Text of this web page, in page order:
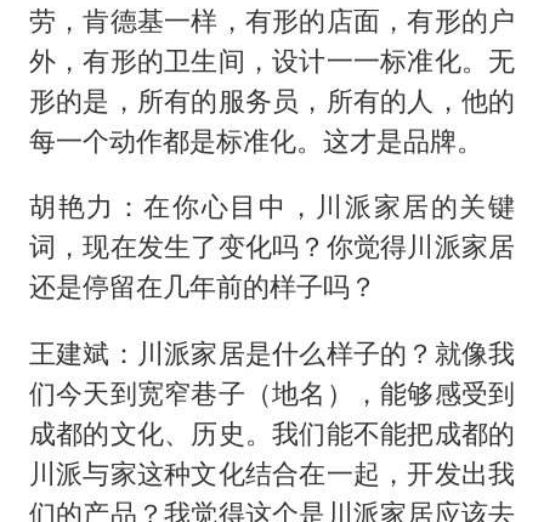
劳，肯德基一样，有形的店面，有形的户
外，有形的卫生间，设计一一标准化。无
形的是，所有的服务员，所有的人，他的
每一个动作都是标准化。这才是品牌。
胡艳力：在你心目中，川派家居的关键
词，现在发生了变化吗？你觉得川派家居
还是停留在几年前的样子吗？
王建斌：川派家居是什么样子的？就像我
们今天到宽窄巷子（地名），能够感受到
成都的文化、历史。我们能不能把成都的
川派与家这种文化结合在一起，开发出我
们的产品？我觉得这个是川派家居应该去